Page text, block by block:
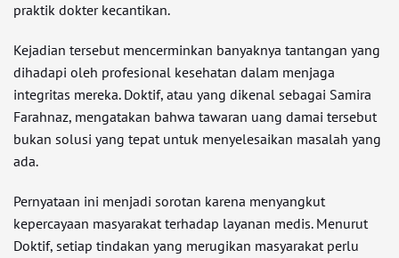
praktik dokter kecantikan.
Kejadian tersebut mencerminkan banyaknya tantangan yang
dihadapi oleh profesional kesehatan dalam menjaga
integritas mereka. Doktif, atau yang dikenal sebagai Samira
Farahnaz, mengatakan bahwa tawaran uang damai tersebut
bukan solusi yang tepat untuk menyelesaikan masalah yang
ada.
Pernyataan ini menjadi sorotan karena menyangkut
kepercayaan masyarakat terhadap layanan medis. Menurut
Doktif, setiap tindakan yang merugikan masyarakat perlu